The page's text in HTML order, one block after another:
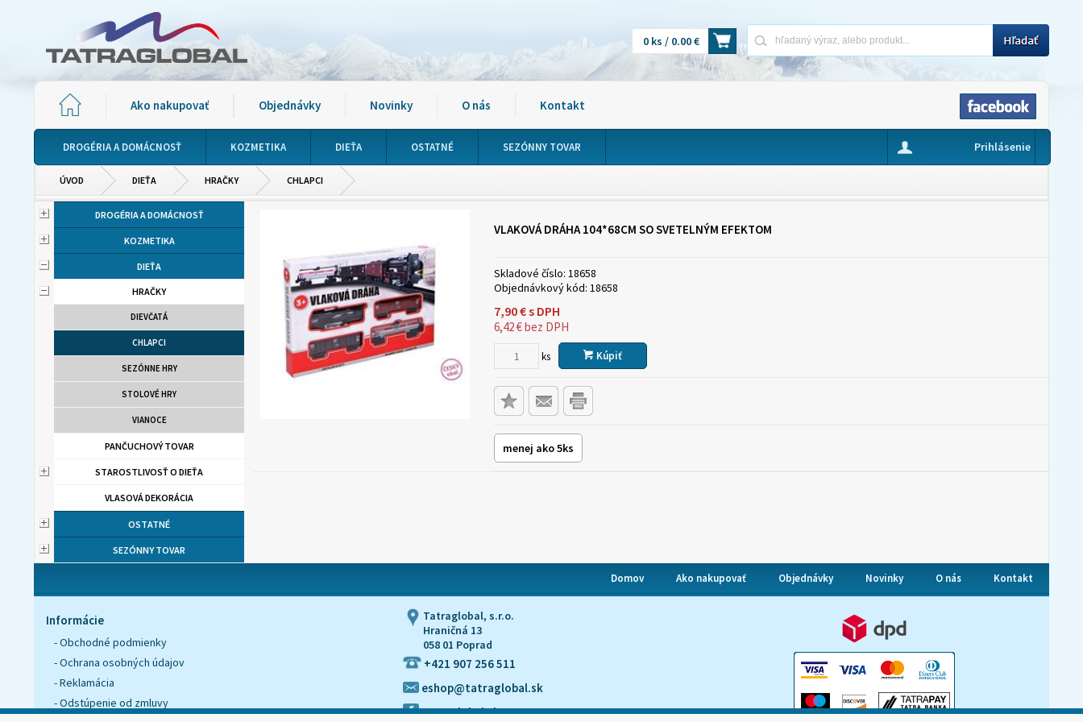
0 ks / 0.00 €
Ako nakupovať Objednávky Novinky O nás Kontakt
DROGÉRIA A DOMÁCNOSŤ KOZMETIKA DIEŤA OSTATNÉ SEZÓNNY TOVAR Prihlásenie
ÚVOD DIEŤA HRAČKY CHLAPCI
DROGÉRIA A DOMÁCNOSŤ
KOZMETIKA
DIEŤA
HRAČKY
DIEVČATÁ
CHLAPCI
SEZÓNNE HRY
STOLOVÉ HRY
VIANOCE
PANČUCHOVÝ TOVAR
STAROSTLIVOSŤ O DIEŤA
VLASOVÁ DEKORÁCIA
OSTATNÉ
SEZÓNNY TOVAR
VLAKOVÁ DRÁHA 104*68CM SO SVETELNÝM EFEKTOM
Skladové číslo: 18658
Objednávkový kód: 18658
7,90€s DPH
6,42€bez DPH
ks Kúpiť
menej ako 5ks
Domov Ako nakupovať Objednávky Novinky O nás Kontakt
Informácie
- Obchodné podmienky
- Ochrana osobných údajov
- Reklamácia
- Odstúpenie od zmluvy
Tatraglobal, s.r.o.
Hraničná 13
058 01 Poprad
+421 907 256 511
eshop@tatraglobal.sk
tatraglobal.sk